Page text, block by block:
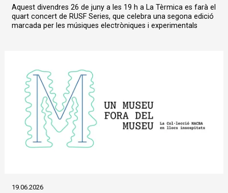
Aquest divendres 26 de juny a les 19 h a La Tèrmica es farà el
quart concert de RUSF Series, que celebra una segona edició
marcada per les músiques electròniques i experimentals
19.06.2026